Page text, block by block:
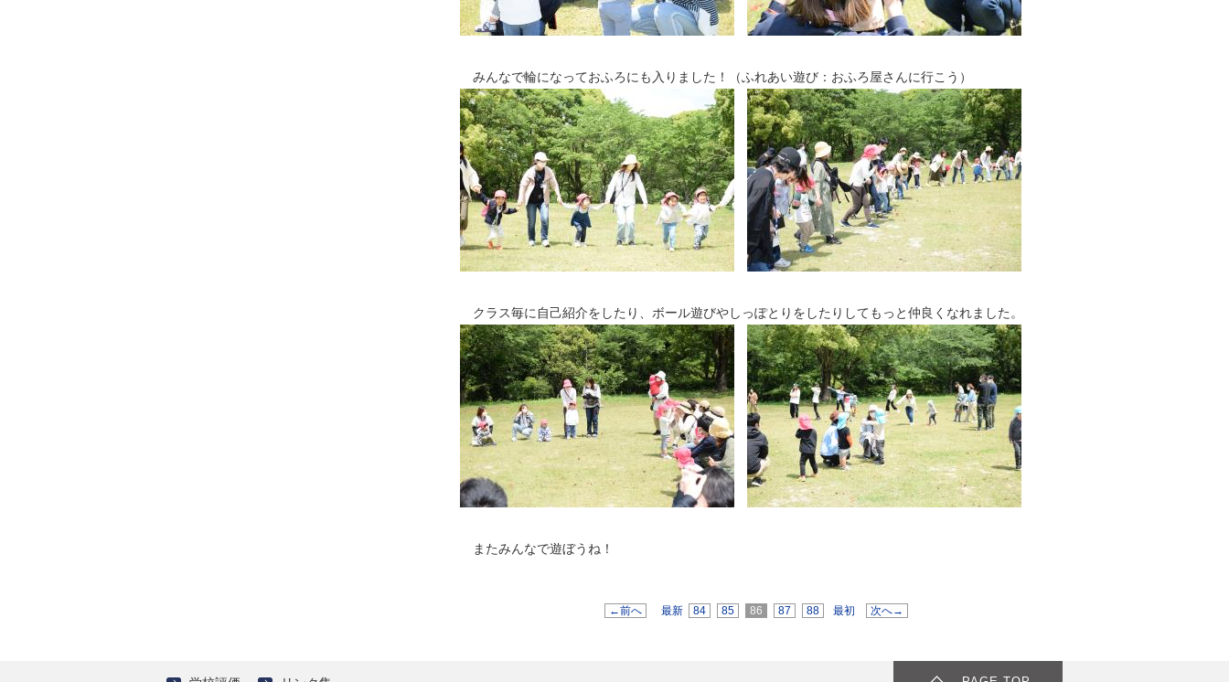
みんなで輪になっておふろにも入りました！（ふれあい遊び：おふろ屋さんに行こう）
クラス毎に自己紹介をしたり、ボール遊びやしっぽとりをしたりしてもっと仲良くなれました。
またみんなで遊ぼうね！
←前へ 最新 84 85 86 87 88 最初 次へ→